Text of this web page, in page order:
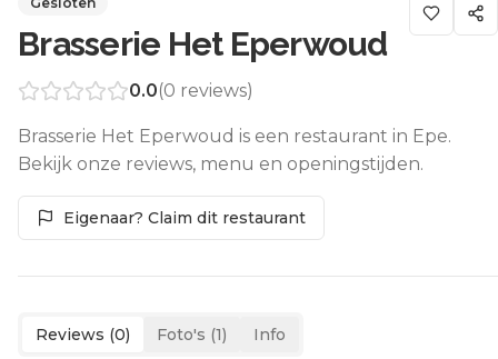
Brasserie Het Eperwoud
0.0(0 reviews)
Brasserie Het Eperwoud is een restaurant in Epe.
Bekijk onze reviews, menu en openingstijden.
Eigenaar? Claim dit restaurant
Reviews (0) Foto's (1) Info